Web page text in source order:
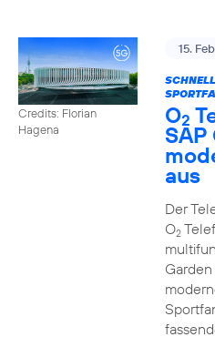
Credits: Florian
Hagena
15.
O2
aus
Der
O2